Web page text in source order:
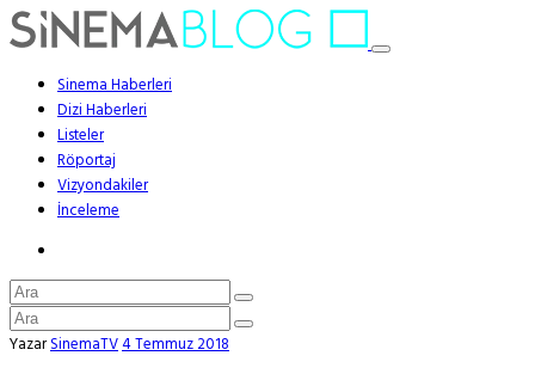
Sinema Haberleri
Dizi Haberleri
Listeler
Röportaj
Vizyondakiler
İnceleme
YazarSinemaTV4 Temmuz 2018